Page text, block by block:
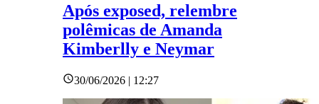
Após exposed, relembre
polêmicas de Amanda
Kimberlly e Neymar
30/06/2026 | 12:27